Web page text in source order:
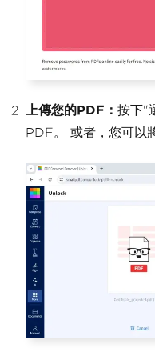
上傳您的PDF： 按下"
PDF。 或者，您可以